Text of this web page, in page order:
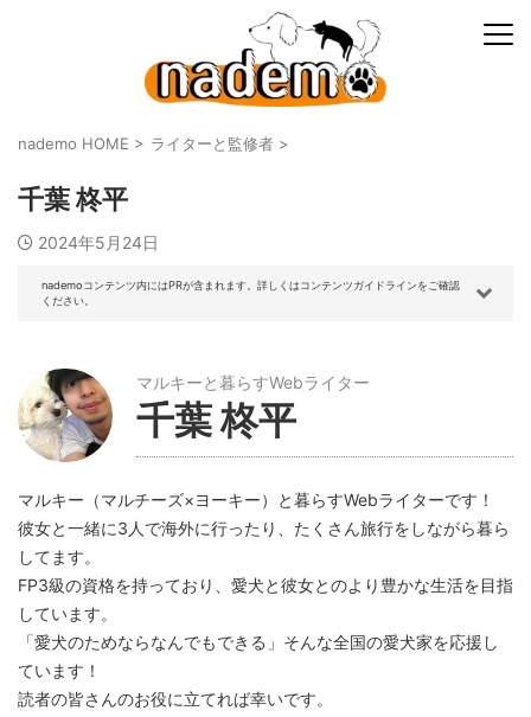
nademo HOME > ライターと監修者 >
千葉 柊平
2024年5月24日
nademoコンテンツ内にはPRが含まれます。詳しくはコンテンツガイドラインをご確認
ください。
マルキーと暮らすWebライター
千葉 柊平
マルキー（マルチーズ×ヨーキー）と暮らすWebライターです！
彼女と一緒に3人で海外に行ったり、たくさん旅行をしながら暮ら
してます。
FP3級の資格を持っており、愛犬と彼女とのより豊かな生活を目指
しています。
「愛犬のためならなんでもできる」そんな全国の愛犬家を応援し
ています！
読者の皆さんのお役に立てれば幸いです。